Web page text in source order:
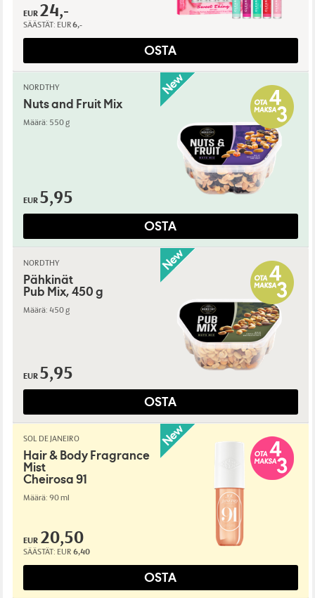
EUR 24,-
SÄÄSTÄT: EUR6,-
OSTA
NORDTHY
Nuts and Fruit Mix
Määrä: 550 g
EUR 5,95
OSTA
NORDTHY
Pähkinät
Pub Mix, 450 g
Määrä: 450 g
EUR 5,95
OSTA
SOL DE JANEIRO
Hair & Body Fragrance
Mist
Cheirosa 91
Määrä: 90 ml
EUR 20,50
SÄÄSTÄT: EUR 6,40
OSTA